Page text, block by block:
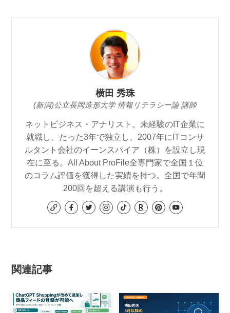
横田 秀珠
(新潟)公立長岡造形大学 情報リテラシー論 講師
ネットビジネス・アナリスト。未経験のIT企業に
就職し、たった3年で独立し、2007年にITコンサ
ルタント会社のイーンスパイア（株）を設立し現
在に至る。All About ProFile全専門家で全国１位
のコラム評価を獲得した実績を持つ。全国で年間
200回を超える講演も行う。
関連記事